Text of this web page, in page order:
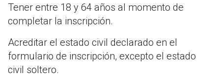
Tener entre 18 y 64 años al momento de
completar la inscripción.
Acreditar el estado civil declarado en el
formulario de inscripción, excepto el estado
civil soltero.